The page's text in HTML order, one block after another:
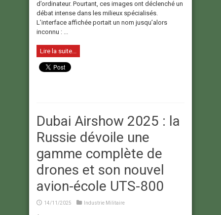
d’ordinateur. Pourtant, ces images ont déclenché un
débat intense dans les milieux spécialisés.
L’interface affichée portait un nom jusqu’alors
inconnu : ...
Lire la suite...
Dubai Airshow 2025 : la
Russie dévoile une
gamme complète de
drones et son nouvel
avion-école UTS-800
14/11/2025 Industrie Militaire